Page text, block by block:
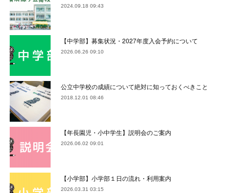
2024.09.18 09:43
【中学部】募集状況・2027年度入会予約について
2026.06.26 09:10
公立中学校の成績について絶対に知っておくべきこと
2018.12.01 08:46
【年長園児・小中学生】説明会のご案内
2026.06.02 09:01
【小学部】小学部１日の流れ・利用案内
2026.03.31 03:15